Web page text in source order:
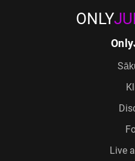
ONLY
Live